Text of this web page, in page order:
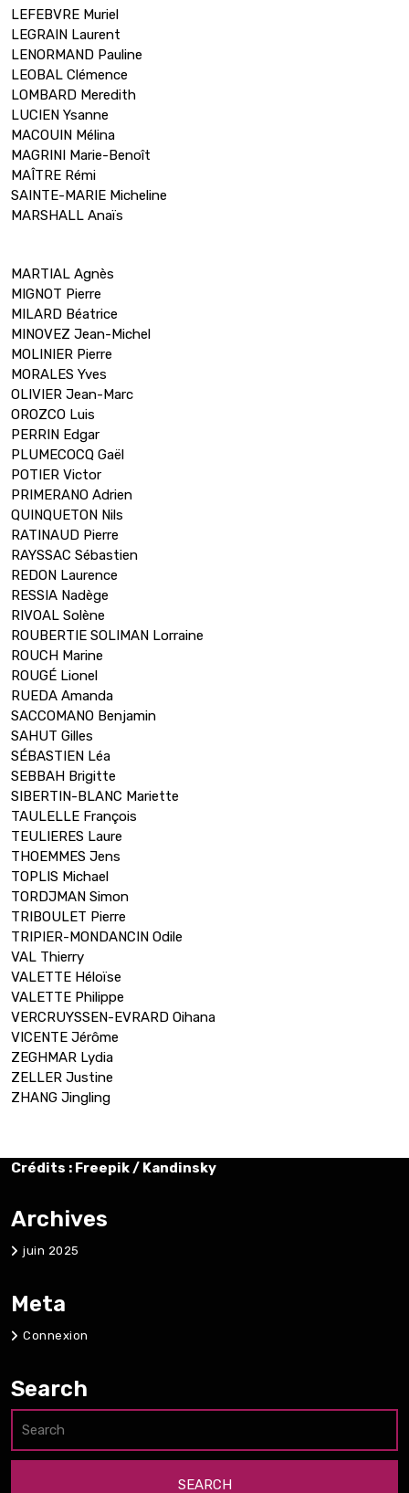
LEFEBVRE Muriel
LEGRAIN Laurent
LENORMAND Pauline
LEOBAL Clémence
LOMBARD Meredith
LUCIEN Ysanne
MACOUIN Mélina
MAGRINI Marie-Benoît
MAÎTRE Rémi
SAINTE-MARIE Micheline
MARSHALL Anaïs
MARTIAL Agnès
MIGNOT Pierre
MILARD Béatrice
MINOVEZ Jean-Michel
MOLINIER Pierre
MORALES Yves
OLIVIER Jean-Marc
OROZCO Luis
PERRIN Edgar
PLUMECOCQ Gaël
POTIER Victor
PRIMERANO Adrien
QUINQUETON Nils
RATINAUD Pierre
RAYSSAC Sébastien
REDON Laurence
RESSIA Nadège
RIVOAL Solène
ROUBERTIE SOLIMAN Lorraine
ROUCH Marine
ROUGÉ Lionel
RUEDA Amanda
SACCOMANO Benjamin
SAHUT Gilles
SÉBASTIEN Léa
SEBBAH Brigitte
SIBERTIN-BLANC Mariette
TAULELLE François
TEULIERES Laure
THOEMMES Jens
TOPLIS Michael
TORDJMAN Simon
TRIBOULET Pierre
TRIPIER-MONDANCIN Odile
VAL Thierry
VALETTE Héloïse
VALETTE Philippe
VERCRUYSSEN-EVRARD Oihana
VICENTE Jérôme
ZEGHMAR Lydia
ZELLER Justine
ZHANG Jingling
Crédits : Freepik / Kandinsky
Archives
juin 2025
Meta
Connexion
Search